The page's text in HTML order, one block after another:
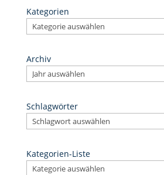
Kategorien
Archiv
Schlagwörter
Kategorien-Liste